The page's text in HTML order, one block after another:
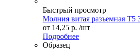
Быстрый просмотр
Молния витая разъемная Т5
от 14,25 р. /шт
Подробнее
Образец